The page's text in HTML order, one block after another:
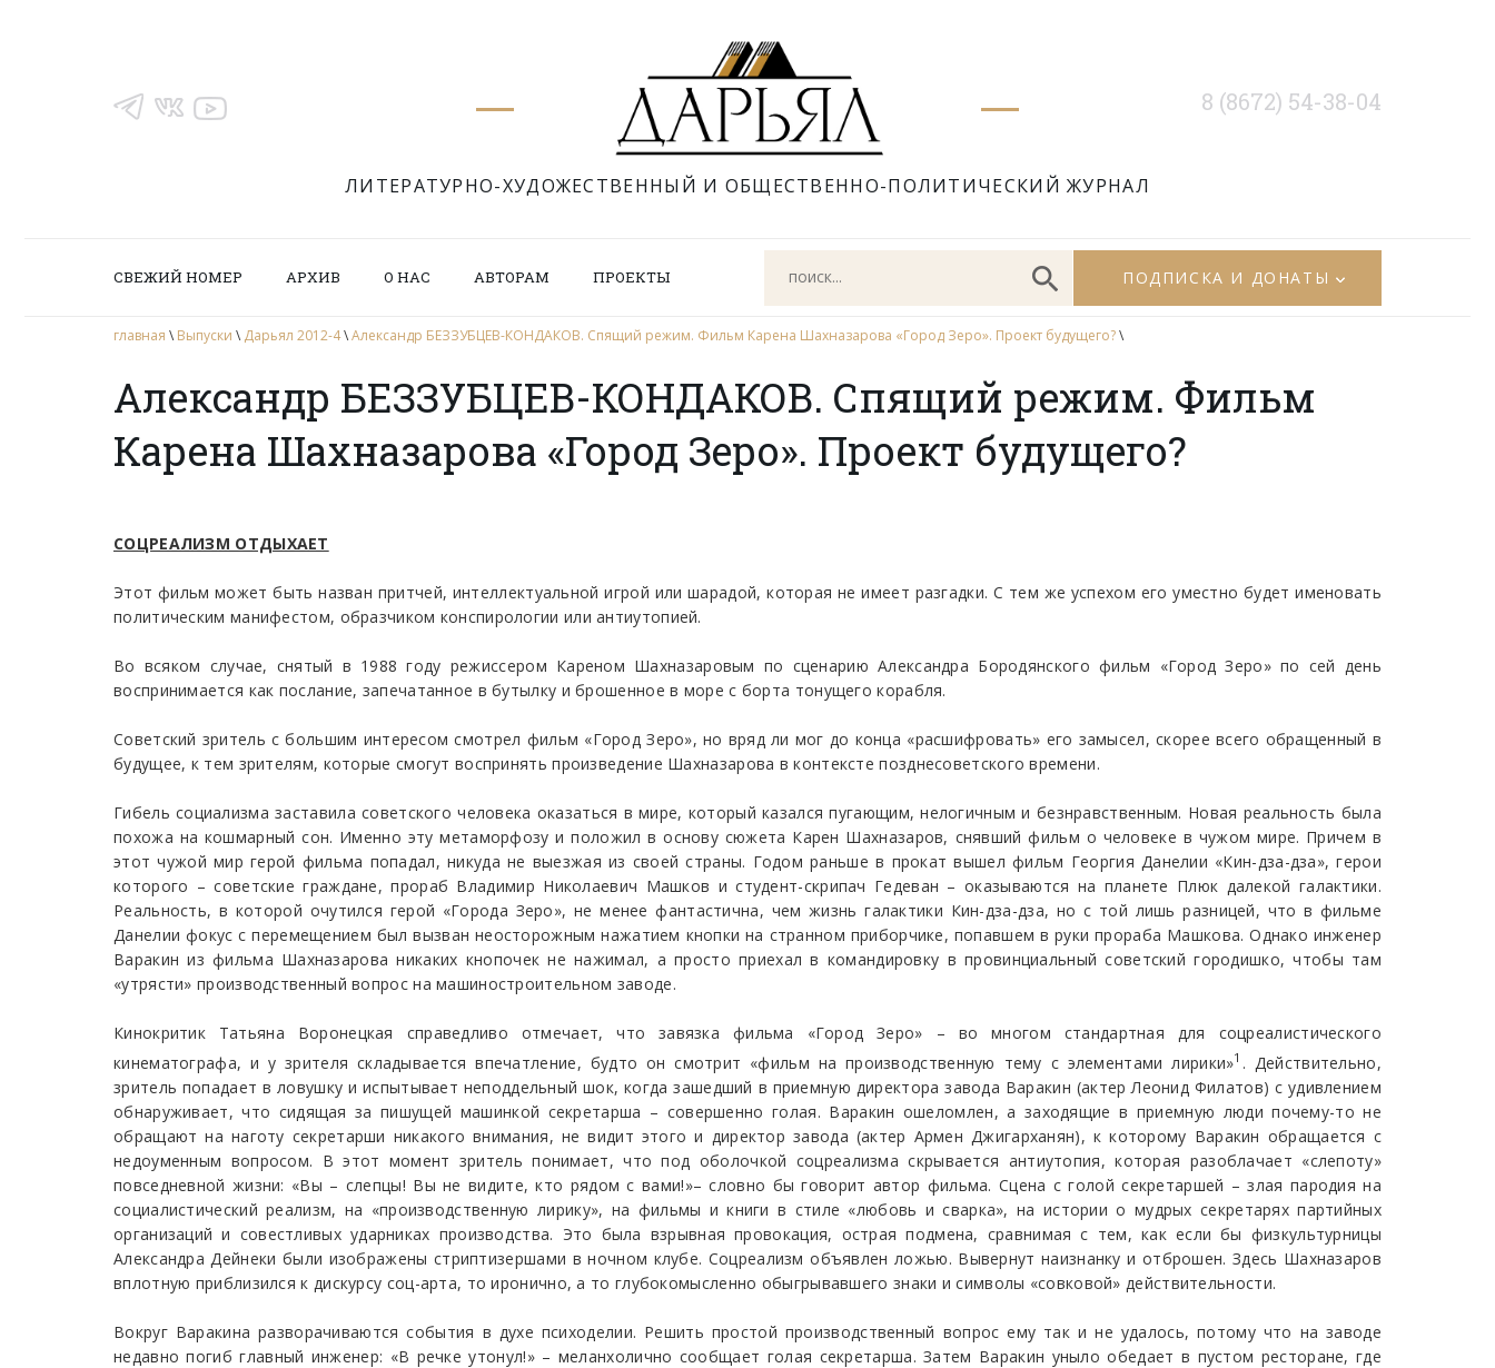
ЛИТЕРАТУРНО-ХУДОЖЕСТВЕННЫЙ И ОБЩЕСТВЕННО-ПОЛИТИЧЕСКИЙ ЖУРНАЛ
8 (8672) 54-38-04
СВЕЖИЙ НОМЕР АРХИВ О НАС АВТОРАМ ПРОЕКТЫ ПОДПИСКА И ДОНАТЫ
главная \ Выпуски \ Дарьял 2012-4\Александр БЕЗЗУБЦЕВ-КОНДАКОВ. Спящий режим. Фильм Карена Шахназарова «Город Зеро». Проект будущего?\
Александр БЕЗЗУБЦЕВ-КОНДАКОВ. Спящий режим. Фильм
Карена Шахназарова «Город Зеро». Проект будущего?
СОЦРЕАЛИЗМ ОТДЫХАЕТ
Этот фильм может быть назван притчей, интеллектуальной игрой или шарадой, которая не имеет разгадки. С тем же успехом его уместно будет именовать
политическим манифестом, образчиком конспирологии или антиутопией.
Во всяком случае, снятый в 1988 году режиссером Кареном Шахназаровым по сценарию Александра Бородянского фильм «Город Зеро» по сей день
воспринимается как послание, запечатанное в бутылку и брошенное в море с борта тонущего корабля.
Советский зритель с большим интересом смотрел фильм «Город Зеро», но вряд ли мог до конца «расшифровать» его замысел, скорее всего обращенный в
будущее, к тем зрителям, которые смогут воспринять произведение Шахназарова в контексте позднесоветского времени.
Гибель социализма заставила советского человека оказаться в мире, который казался пугающим, нелогичным и безнравственным. Новая реальность была
похожа на кошмарный сон. Именно эту метаморфозу и положил в основу сюжета Карен Шахназаров, снявший фильм о человеке в чужом мире. Причем в
этот чужой мир герой фильма попадал, никуда не выезжая из своей страны. Годом раньше в прокат вышел фильм Георгия Данелии «Кин-дза-дза», герои
которого – советские граждане, прораб Владимир Николаевич Машков и студент-скрипач Гедеван – оказываются на планете Плюк далекой галактики.
Реальность, в которой очутился герой «Города Зеро», не менее фантастична, чем жизнь галактики Кин-дза-дза, но с той лишь разницей, что в фильме
Данелии фокус с перемещением был вызван неосторожным нажатием кнопки на странном приборчике, попавшем в руки прораба Машкова. Однако инженер
Варакин из фильма Шахназарова никаких кнопочек не нажимал, а просто приехал в командировку в провинциальный советский городишко, чтобы там
«утрясти» производственный вопрос на машиностроительном заводе.
Кинокритик Татьяна Воронецкая справедливо отмечает, что завязка фильма «Город Зеро» – во многом стандартная для соцреалистического
кинематографа, и у зрителя складывается впечатление, будто он смотрит «фильм на производственную тему с элементами лирики»1 . Действительно,
зритель попадает в ловушку и испытывает неподдельный шок, когда зашедший в приемную директора завода Варакин (актер Леонид Филатов) с удивлением
обнаруживает, что сидящая за пишущей машинкой секретарша – совершенно голая. Варакин ошеломлен, а заходящие в приемную люди почему-то не
обращают на наготу секретарши никакого внимания, не видит этого и директор завода (актер Армен Джигарханян), к которому Варакин обращается с
недоуменным вопросом. В этот момент зритель понимает, что под оболочкой соцреализма скрывается антиутопия, которая разоблачает «слепоту»
повседневной жизни: «Вы – слепцы! Вы не видите, кто рядом с вами!»– словно бы говорит автор фильма. Сцена с голой секретаршей – злая пародия на
социалистический реализм, на «производственную лирику», на фильмы и книги в стиле «любовь и сварка», на истории о мудрых секретарях партийных
организаций и совестливых ударниках производства. Это была взрывная провокация, острая подмена, сравнимая с тем, как если бы физкультурницы
Александра Дейнеки были изображены стриптизершами в ночном клубе. Соцреализм объявлен ложью. Вывернут наизнанку и отброшен. Здесь Шахназаров
вплотную приблизился к дискурсу соц-арта, то иронично, а то глубокомысленно обыгрывавшего знаки и символы «совковой» действительности.
Вокруг Варакина разворачиваются события в духе психоделии. Решить простой производственный вопрос ему так и не удалось, потому что на заводе
недавно погиб главный инженер: «В речке утонул!» – меланхолично сообщает голая секретарша. Затем Варакин уныло обедает в пустом ресторане, где